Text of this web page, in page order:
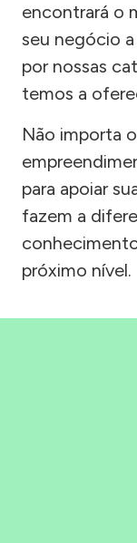
encontrará o
seu negócio
por nossas
temos a
Não importa
para apoiar
fazem a
próximo nível.